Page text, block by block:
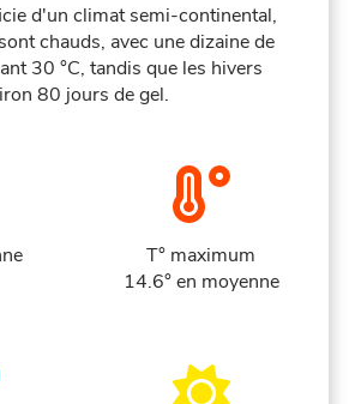
d'un climat semi-continental,
chauds, avec une dizaine de
30 °C, tandis que les hivers
80 jours de gel.
T° maximum
14.6° en moyenne